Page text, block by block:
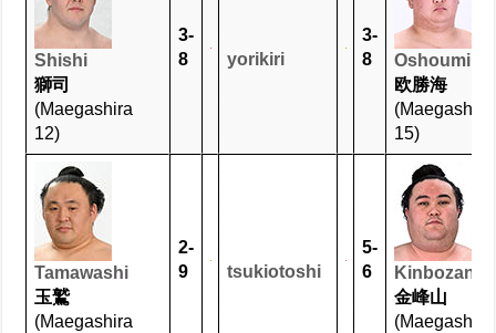
Shishi
獅司
(Maegashira
12)
3-
8
yorikiri
3-
8
Oshoumi
欧勝海
(Maegashira
15)
Tamawashi
玉鷲
(Maegashira
2-
9
tsukiotoshi
5-
6
Kinbozan
金峰山
(Maegashira